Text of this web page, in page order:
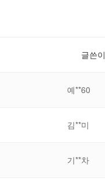
글쓴이
예**60
김**미
기**차